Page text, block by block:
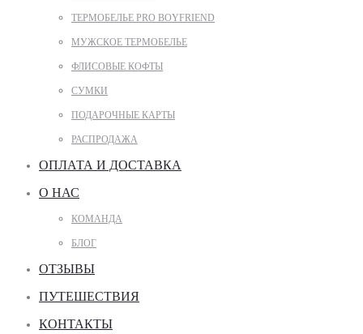
ТЕРМОБЕЛЬЕ PRO BOYFRIEND
МУЖСКОЕ ТЕРМОБЕЛЬЕ
ФЛИСОВЫЕ КОФТЫ
СУМКИ
ПОДАРОЧНЫЕ КАРТЫ
РАСПРОДАЖА
ОПЛАТА И ДОСТАВКА
О НАС
КОМАНДА
БЛОГ
ОТЗЫВЫ
ПУТЕШЕСТВИЯ
КОНТАКТЫ